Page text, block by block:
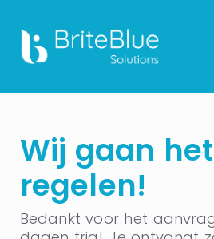
Wij gaan
regelen!
Bedankt voor het